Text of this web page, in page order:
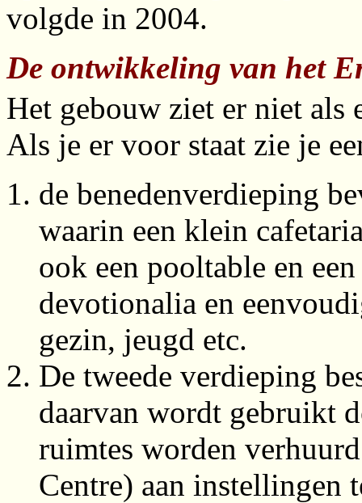
volgde in 2004.
De ontwikkeling van het
Het gebouw ziet er niet als
Als je er voor staat zie je
de benedenverdieping
waarin een klein
ook een pooltable en
devotionalia en
gezin, jeugd etc.
De tweede verdieping
daarvan wordt gebruikt
ruimtes worden
Centre) aan instellingen